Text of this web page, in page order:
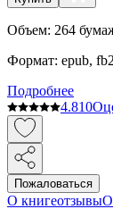
Объем: 264
Формат: epub,
Подробнее
4.810
Пожаловаться
О книгеотзывы